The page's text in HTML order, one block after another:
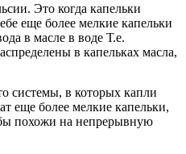
Это когда капельки
еще более мелкие капельки
в масле в воде Т.е.
в капельках масла,
системы, в которых капли
еще более мелкие капельки,
похожи на непрерывную